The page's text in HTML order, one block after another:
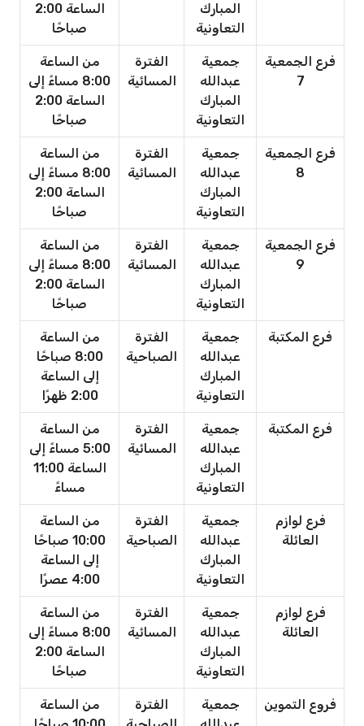
المبارك
التعاونية
الساعة 2:00
صباحًا
فرع الجمعية
7
جمعية
عبدالله
المبارك
التعاونية
الفترة
المسائية
من الساعة
8:00 مساءً إلى
الساعة 2:00
صباحًا
فرع الجمعية
8
جمعية
عبدالله
المبارك
التعاونية
الفترة
المسائية
من الساعة
8:00 مساءً إلى
الساعة 2:00
صباحًا
فرع الجمعية
9
جمعية
عبدالله
المبارك
التعاونية
الفترة
المسائية
من الساعة
8:00 مساءً إلى
الساعة 2:00
صباحًا
فرع المكتبة
جمعية
عبدالله
المبارك
التعاونية
الفترة
الصباحية
من الساعة
8:00 صباحًا
إلى الساعة
2:00 ظهرًا
فرع المكتبة
جمعية
عبدالله
المبارك
التعاونية
الفترة
المسائية
من الساعة
5:00 مساءً إلى
الساعة 11:00
مساءً
فرع لوازم
العائلة
جمعية
عبدالله
المبارك
التعاونية
الفترة
الصباحية
من الساعة
10:00 صباحًا
إلى الساعة
4:00 عصرًا
فرع لوازم
العائلة
جمعية
عبدالله
المبارك
التعاونية
الفترة
المسائية
من الساعة
8:00 مساءً إلى
الساعة 2:00
صباحًا
فروع التموين
جمعية
الفترة
من الساعة